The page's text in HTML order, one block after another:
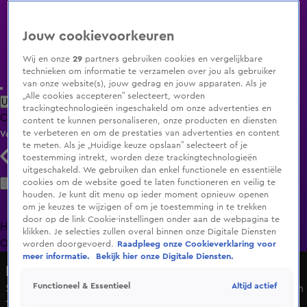
Uitzending Gemist Populaire programma's Zenders Genres
ClipsFilmsRadioSmart TV inlogShop
Volg KIJK
Zoeken
HomeUitzending Gemist Programma's De Bondgenoten
OranjezomerLivestreamsShop
Sunnery James over rechtszaak rond advocatenkantoor en
Jouw cookievoorkeuren
Wij en onze29 partners gebruiken cookies en vergelijkbare
technieken om informatie te verzamelen over jou als gebruiker
van onze website(s), jouw gedrag en jouw apparaten. Als je
„Alle cookies accepteren” selecteert, worden
trackingtechnologieën ingeschakeld om onze advertenties en
content te kunnen personaliseren, onze producten en diensten
te verbeteren en om de prestaties van advertenties en content
te meten. Als je „Huidige keuze opslaan” selecteert of je
toestemming intrekt, worden deze trackingtechnologieën
uitgeschakeld. We gebruiken dan enkel functionele en essentiële
cookies om de website goed te laten functioneren en veilig te
houden. Je kunt dit menu op ieder moment opnieuw openen
om je keuzes te wijzigen of om je toestemming in te trekken
door op de link Cookie-instellingen onder aan de webpagina te
klikken. Je selecties zullen overal binnen onze Digitale Diensten
worden doorgevoerd.
Raadpleeg onze Cookieverklaring voor
meer informatie.
Bekijk hier onze Digitale Diensten.
Functioneel & Essentieel Altijd actief